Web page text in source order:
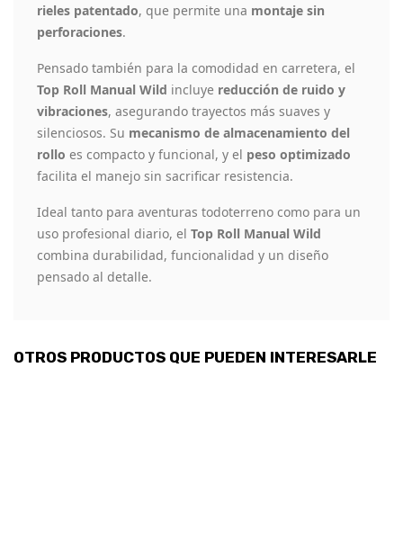
rieles patentado, que permite una montaje sin
perforaciones.
Pensado también para la comodidad en carretera, el
Top Roll Manual Wild incluye reducción de ruido y
vibraciones, asegurando trayectos más suaves y
silenciosos. Su mecanismo de almacenamiento del
rollo es compacto y funcional, y el peso optimizado
facilita el manejo sin sacrificar resistencia.
Ideal tanto para aventuras todoterreno como para un
uso profesional diario, el Top Roll Manual Wild
combina durabilidad, funcionalidad y un diseño
pensado al detalle.
OTROS PRODUCTOS QUE PUEDEN INTERESARLE